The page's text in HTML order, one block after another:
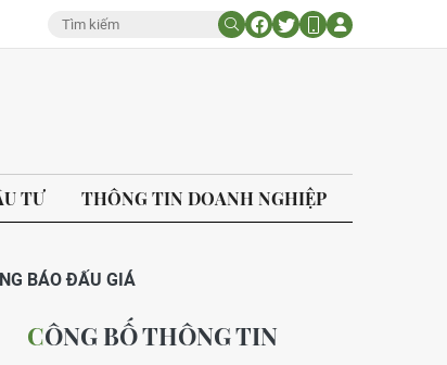
TƯ THÔNG TIN DOANH NGHIỆP
BÁO ĐẤU GIÁ
CÔNG BỐ THÔNG TIN